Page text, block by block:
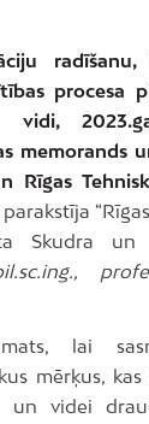
radīšanu,
procesa
memorands
Rīgas
Skudra un
lai
mērķus,
un videi